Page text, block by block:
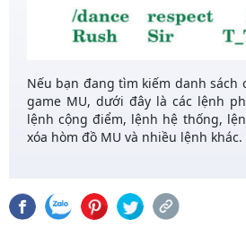
Nếu bạn đang tìm kiếm danh sách
game MU, dưới đây là các lệnh
lệnh cộng điểm, lệnh hệ thống,
xóa hòm đồ MU và nhiều lệnh khác.